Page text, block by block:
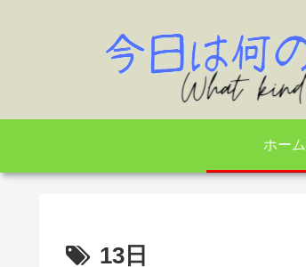
ホーム
13日